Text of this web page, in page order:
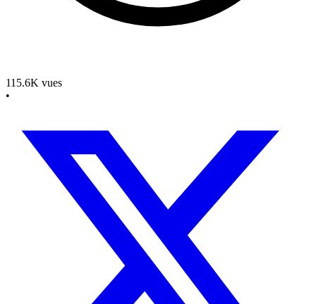
115.6K vues
•